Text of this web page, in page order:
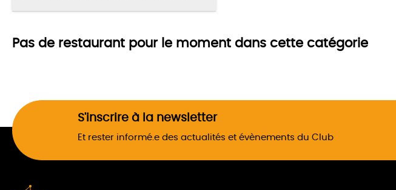
Pas de restaurant pour le moment dans cette catégorie
S'inscrire à la newsletter
Et rester informé.e des actualités et évènements du Club